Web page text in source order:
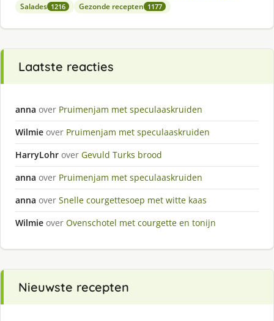
Salades 1216 Gezonde recepten 1177
Laatste reacties
anna over Pruimenjam met speculaaskruiden
Wilmie over Pruimenjam met speculaaskruiden
HarryLohr over Gevuld Turks brood
anna over Pruimenjam met speculaaskruiden
anna over Snelle courgettesoep met witte kaas
Wilmie over Ovenschotel met courgette en tonijn
Nieuwste recepten